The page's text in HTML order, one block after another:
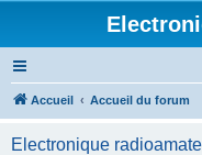
Accueil Accueil du forum
Electronique